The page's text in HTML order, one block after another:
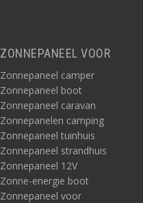
ZONNEPANEEL VOOR
Zonnepaneel camper
Zonnepaneel boot
Zonnepaneel caravan
Zonnepanelen camping
Zonnepaneel tuinhuis
Zonnepaneel strandhuis
Zonnepaneel 12V
Zonne-energie boot
Zonnepaneel voor